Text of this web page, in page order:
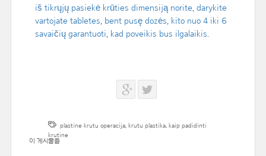
iš tikrųjų pasiekė krūties dimensiją norite, darykite
vartojate tabletes, bent pusę dozės, kito nuo 4 iki 6
savaičių garantuoti, kad poveikis bus ilgalaikis.
plastine krutu operacija, krutu plastika, kaip padidinti
krutine
이 게시물을